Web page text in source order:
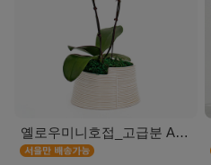
옐로우미니호접_고급분 A(서울)